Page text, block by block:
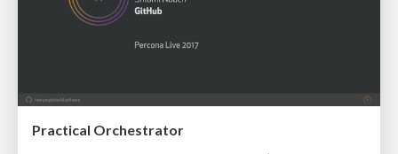
Practical Orchestrator